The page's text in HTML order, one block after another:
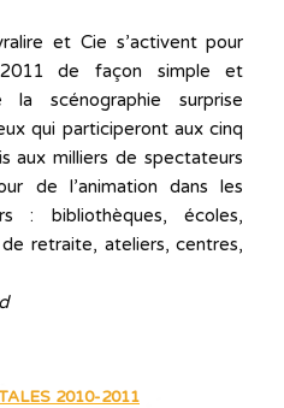
et Cie s’activent pour
de façon simple et
la scénographie surprise
qui participeront aux cinq
aux milliers de spectateurs
de l’animation dans les
: bibliothèques, écoles,
retraite, ateliers, centres,
2010-2011